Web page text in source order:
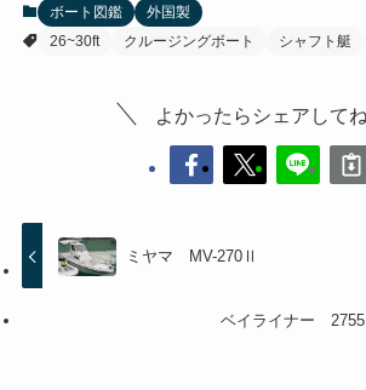
ボート図鑑
外国製
26~30ft
クルージングボート シャフト艇
よかったらシェアしてね
ミヤマ MV-270Ⅱ
ベイライナー 2755